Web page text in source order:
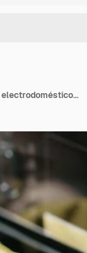
Trabajo de cocina. Mujer joven de cabello oscuro limpiando electrodomésticos de cocina